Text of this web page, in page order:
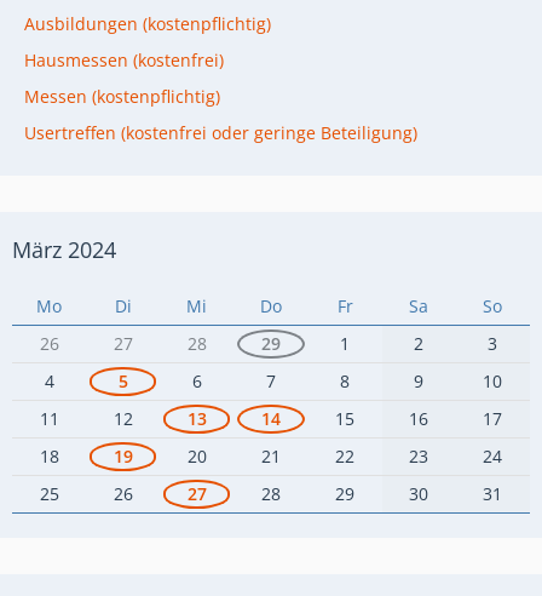
Ausbildungen (kostenpflichtig)
Hausmessen (kostenfrei)
Messen (kostenpflichtig)
Usertreffen (kostenfrei oder geringe Beteiligung)
März 2024
Mo Di Mi Do Fr Sa
So
26
27 28 29 1 2
3
4
5 6 7 8 9
10
11
12 13 14 15 16
17
18
19 20 21 22 23
24
25
26 27 28 29 30 31